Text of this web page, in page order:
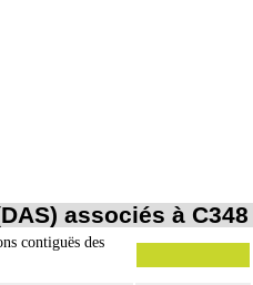
associés à C348
contiguës des